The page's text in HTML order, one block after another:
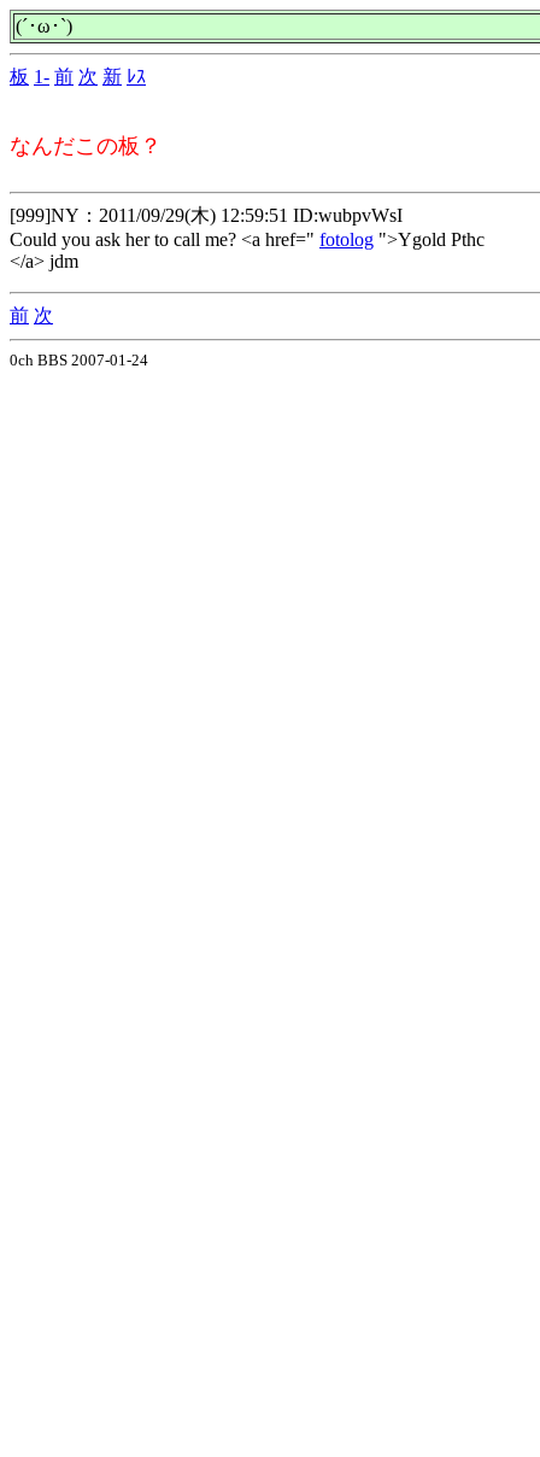
(´･ω･`)
板 1- 前 次 新 ﾚｽ
なんだこの板？
[999]NY：2011/09/29(木) 12:59:51 ID:wubpvWsI
Could you ask her to call me? <a href=" fotolog ">Ygold Pthc
</a> jdm
前 次
0ch BBS 2007-01-24